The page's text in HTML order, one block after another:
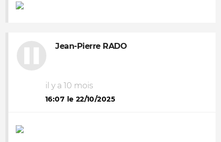
Jean-Pierre RADO
il y a 10 mois
16:07 le 22/10/2025